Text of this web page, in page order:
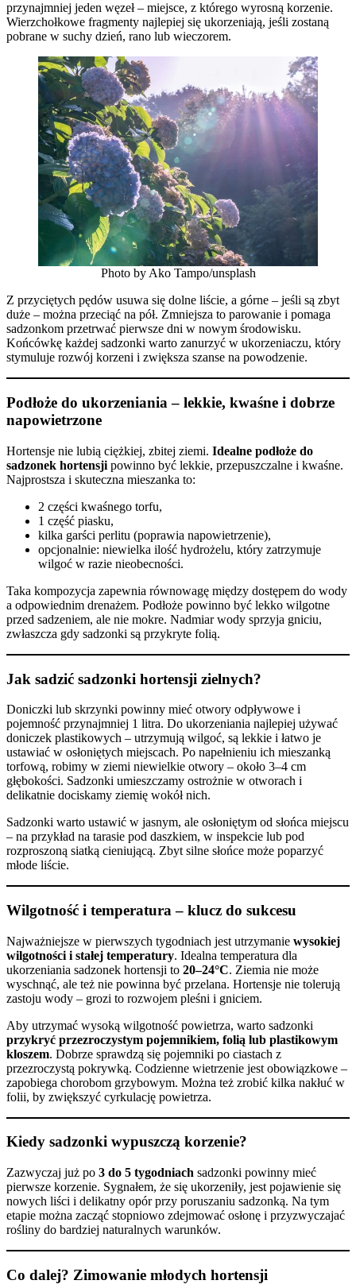
przynajmniej jeden węzeł – miejsce, z którego wyrosną korzenie.
Wierzchołkowe fragmenty najlepiej się ukorzeniają, jeśli zostaną
pobrane w suchy dzień, rano lub wieczorem.
Photo by Ako Tampo/unsplash
Z przyciętych pędów usuwa się dolne liście, a górne – jeśli są zbyt
duże – można przeciąć na pół. Zmniejsza to parowanie i pomaga
sadzonkom przetrwać pierwsze dni w nowym środowisku.
Końcówkę każdej sadzonki warto zanurzyć w ukorzeniaczu, który
stymuluje rozwój korzeni i zwiększa szanse na powodzenie.
Podłoże do ukorzeniania – lekkie, kwaśne i dobrze
napowietrzone
Hortensje nie lubią ciężkiej, zbitej ziemi. Idealne podłoże do
sadzonek hortensji powinno być lekkie, przepuszczalne i kwaśne.
Najprostsza i skuteczna mieszanka to:
2 części kwaśnego torfu,
1 część piasku,
kilka garści perlitu (poprawia napowietrzenie),
opcjonalnie: niewielka ilość hydrożelu, który zatrzymuje
wilgoć w razie nieobecności.
Taka kompozycja zapewnia równowagę między dostępem do wody
a odpowiednim drenażem. Podłoże powinno być lekko wilgotne
przed sadzeniem, ale nie mokre. Nadmiar wody sprzyja gniciu,
zwłaszcza gdy sadzonki są przykryte folią.
Jak sadzić sadzonki hortensji zielnych?
Doniczki lub skrzynki powinny mieć otwory odpływowe i
pojemność przynajmniej 1 litra. Do ukorzeniania najlepiej używać
doniczek plastikowych – utrzymują wilgoć, są lekkie i łatwo je
ustawiać w osłoniętych miejscach. Po napełnieniu ich mieszanką
torfową, robimy w ziemi niewielkie otwory – około 3–4 cm
głębokości. Sadzonki umieszczamy ostrożnie w otworach i
delikatnie dociskamy ziemię wokół nich.
Sadzonki warto ustawić w jasnym, ale osłoniętym od słońca miejscu
– na przykład na tarasie pod daszkiem, w inspekcie lub pod
rozproszoną siatką cieniującą. Zbyt silne słońce może poparzyć
młode liście.
Wilgotność i temperatura – klucz do sukcesu
Najważniejsze w pierwszych tygodniach jest utrzymanie wysokiej
wilgotności i stałej temperatury. Idealna temperatura dla
ukorzeniania sadzonek hortensji to 20–24°C. Ziemia nie może
wyschnąć, ale też nie powinna być przelana. Hortensje nie tolerują
zastoju wody – grozi to rozwojem pleśni i gniciem.
Aby utrzymać wysoką wilgotność powietrza, warto sadzonki
przykryć przezroczystym pojemnikiem, folią lub plastikowym
kloszem. Dobrze sprawdzą się pojemniki po ciastach z
przezroczystą pokrywką. Codzienne wietrzenie jest obowiązkowe –
zapobiega chorobom grzybowym. Można też zrobić kilka nakłuć w
folii, by zwiększyć cyrkulację powietrza.
Kiedy sadzonki wypuszczą korzenie?
Zazwyczaj już po 3 do 5 tygodniach sadzonki powinny mieć
pierwsze korzenie. Sygnałem, że się ukorzeniły, jest pojawienie się
nowych liści i delikatny opór przy poruszaniu sadzonką. Na tym
etapie można zacząć stopniowo zdejmować osłonę i przyzwyczajać
rośliny do bardziej naturalnych warunków.
Co dalej? Zimowanie młodych hortensji